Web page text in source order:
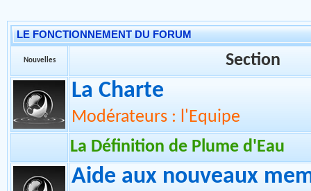
INTERDITE SAUF
LE FONCTIONNEMENT DU FORUM
Nouvelles Section
La Charte
Modérateurs : l'Equipe